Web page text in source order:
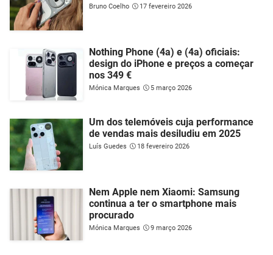
Bruno Coelho 17 fevereiro 2026
Nothing Phone (4a) e (4a) oficiais:
design do iPhone e preços a começar
nos 349 €
Mónica Marques 5 março 2026
Um dos telemóveis cuja performance
de vendas mais desiludiu em 2025
Luís Guedes 18 fevereiro 2026
Nem Apple nem Xiaomi: Samsung
continua a ter o smartphone mais
procurado
Mónica Marques 9 março 2026